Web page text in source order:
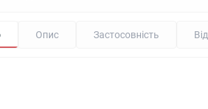
Опис Застосовність